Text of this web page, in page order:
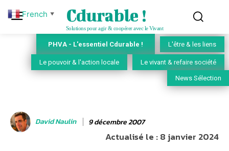
Cdurable !
Solutions pour agir & coopérer avec le Vivant
PHVA - L'essentiel Cdurable ! L'être & les liens
Le pouvoir & l'action locale Le vivant & refaire société
News Sélection
David Naulin 9 décembre 2007
Actualisé le :8 janvier 2024
French ▼